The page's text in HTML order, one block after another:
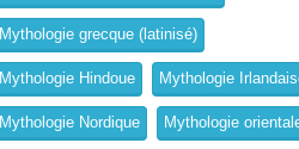
Mythologie grecque (latinisé)
Mythologie Hindoue Mythologie
Mythologie Nordique Mythologie